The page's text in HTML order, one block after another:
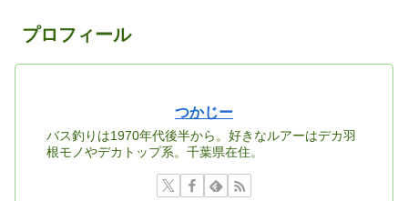
プロフィール
つかじー
バス釣りは1970年代後半から。好きなルアーはデカ羽
根モノやデカトップ系。千葉県在住。